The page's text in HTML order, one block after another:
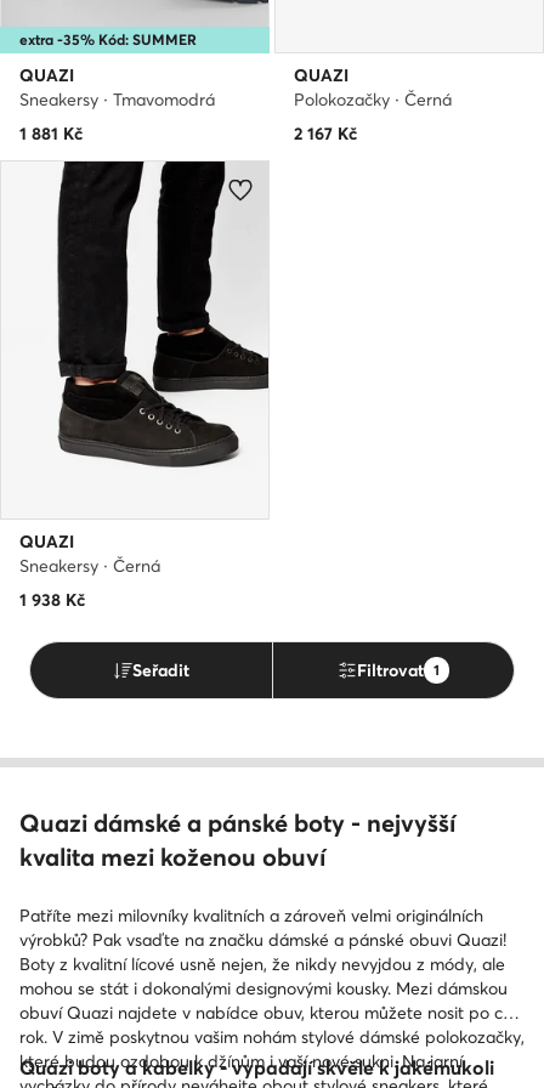
extra -35% Kód: SUMMER
QUAZI
Sneakersy · Tmavomodrá
1 881 Kč
QUAZI
Polokozačky · Černá
2 167 Kč
QUAZI
Sneakersy · Černá
1 938 Kč
Seřadit Filtrovat 1
Quazi dámské a pánské boty - nejvyšší
kvalita mezi koženou obuví
Patříte mezi milovníky kvalitních a zároveň velmi originálních
výrobků? Pak vsaďte na značku dámské a pánské obuvi Quazi!
Boty z kvalitní lícové usně nejen, že nikdy nevyjdou z módy, ale
mohou se stát i dokonalými designovými kousky. Mezi dámskou
obuví Quazi najdete v nabídce obuv, kterou můžete nosit po celý
rok. V zimě poskytnou vašim nohám stylové dámské polokozačky,
které budou ozdobou k džínům i vaší nové sukni. Na jarní
Quazi boty a kabelky - vypadají skvěle k jakémukoli